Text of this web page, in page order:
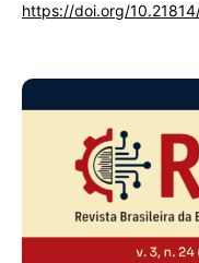
https://doi.org/